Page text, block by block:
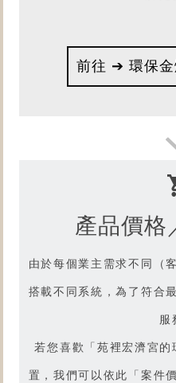
請
前往 ➔ 環保金
產品價格
由於每個業主需求不同（
搭載不同系統，為了符合
服
若您喜歡「苑裡宏濟宮的
置，我們可以依此「案件